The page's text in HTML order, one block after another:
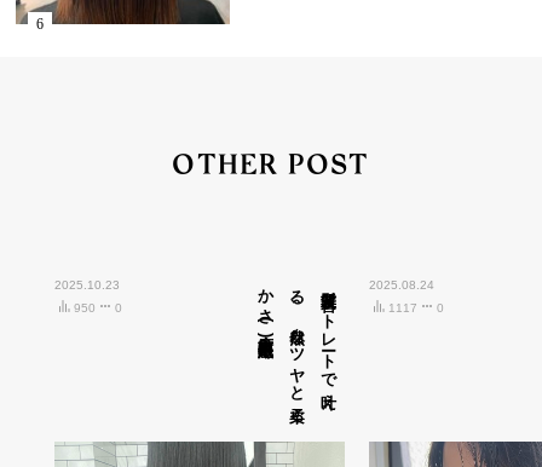
OTHER POST
2025.10.23
950
0 髪質改善ス
ト
レ
ート
で
叶え
る
、
自然な
ツ
ヤ
と
柔ら
か
さ
(
広島市中区紙屋町)
2025.08.24
1117
0